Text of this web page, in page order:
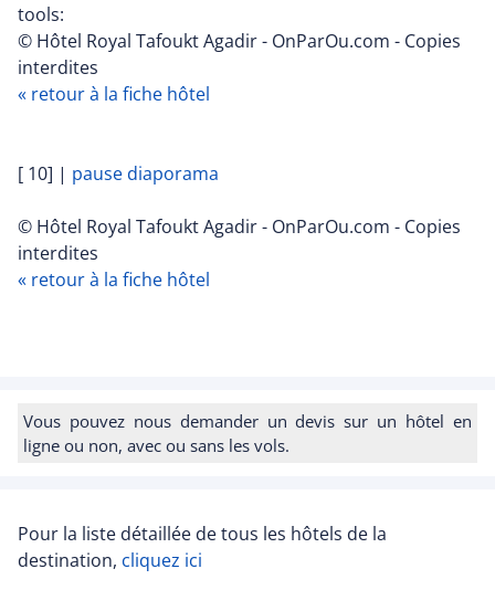
tools:
© Hôtel Royal Tafoukt Agadir - OnParOu.com - Copies
interdites
« retour à la fiche hôtel
[ 10] | pause diaporama
© Hôtel Royal Tafoukt Agadir - OnParOu.com - Copies
interdites
« retour à la fiche hôtel
Vous pouvez nous demander un devis sur un hôtel en
ligne ou non, avec ou sans les vols.
Pour la liste détaillée de tous les hôtels de la
destination, cliquez ici